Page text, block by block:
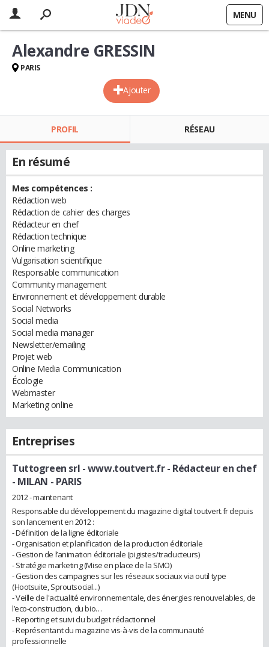
MENU
Ajouter
Alexandre GRESSIN
PARIS
PROFIL RÉSEAU
En résumé
Mes compétences :
Rédaction web
Rédaction de cahier des charges
Rédacteur en chef
Rédaction technique
Online marketing
Vulgarisation scientifique
Responsable communication
Community management
Environnement et développement durable
Social Networks
Social media
Social media manager
Newsletter/emailing
Projet web
Online Media Communication
Écologie
Webmaster
Marketing online
Entreprises
Tuttogreen srl - www.toutvert.fr- Rédacteur en chef
- MILAN - PARIS
2012 - maintenant
Responsable du développement du magazine digital toutvert.fr depuis
son lancement en 2012 :
- Définition de la ligne éditoriale
- Organisation et planification de la production éditoriale
- Gestion de l’animation éditoriale (pigistes/traducteurs)
- Stratégie marketing (Mise en place de la SMO)
- Gestion des campagnes sur les réseaux sociaux via outil type
(Hootsuite, Sproutsocial...)
- Veille de l'actualité environnementale, des énergies renouvelables, de
l’eco-construction, du bio…
- Reporting et suivi du budget rédactionnel
- Représentant du magazine vis-à-vis de la communauté
professionnelle